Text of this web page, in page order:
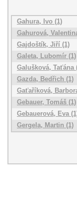
Gahura, Ivo (1)
Gahurová,
Gajdoštík, Jiří (1)
Galeta, Lubomír (1)
Galušková, Taťána
Gazda, Bedřich (1)
Gaťaříková,
Gebauer, Tomáš (1)
Gebauerová, Eva
Gergela, Martin (1)